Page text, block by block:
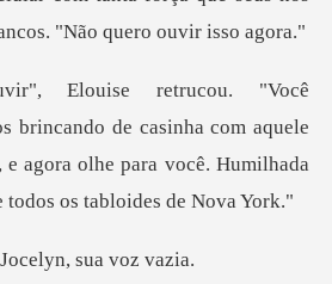
incando de casinha com aquele
agora olhe para